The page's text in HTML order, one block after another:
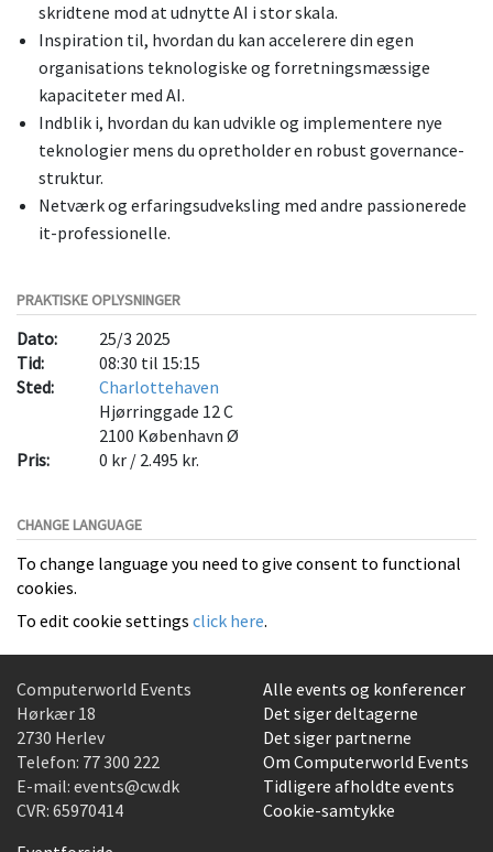
skridtene mod at udnytte AI i stor skala.
Inspiration til, hvordan du kan accelerere din egen
organisations teknologiske og forretningsmæssige
kapaciteter med AI.
Indblik i, hvordan du kan udvikle og implementere nye
teknologier mens du opretholder en robust governance-
struktur.
Netværk og erfaringsudveksling med andre passionerede
it-professionelle.
PRAKTISKE OPLYSNINGER
Dato:
25/3 2025
Tid:
08:30 til 15:15
Sted:
Charlottehaven
Hjørringgade 12 C
2100 København Ø
Pris:
0 kr / 2.495 kr.
CHANGE LANGUAGE
To change language you need to give consent to functional
cookies.
To edit cookie settings click here.
Computerworld Events
Hørkær 18
2730 Herlev
Telefon: 77 300 222
E-mail: events@cw.dk
CVR: 65970414
Alle events og konferencer
Det siger deltagerne
Det siger partnerne
Om Computerworld Events
Tidligere afholdte events
Cookie-samtykke